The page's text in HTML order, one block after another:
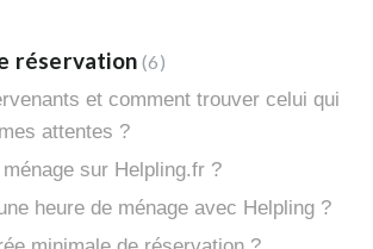
réservation 6
et comment trouver celui qui
attentes ?
sur Helpling.fr ?
heure de ménage avec Helpling ?